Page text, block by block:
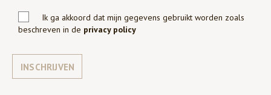
Ik ga akkoord dat mijn gegevens gebruikt worden zoals
beschreven in de privacy policy
INSCHRIJVEN